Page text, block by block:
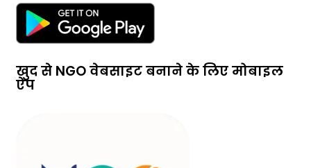
खुद से NGO वेबसाइट बनाने के लिए मोबाइल
ऐप